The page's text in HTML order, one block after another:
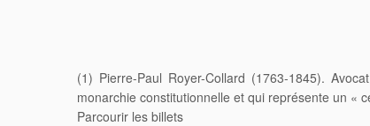
(1) Pierre-Paul Royer-Collard (1763-1845).
monarchie constitutionnelle et qui représente un «
Parcourir les billets